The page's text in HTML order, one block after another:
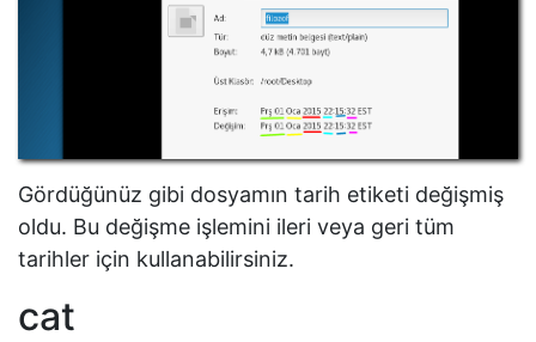
Gördüğünüz gibi dosyamın tarih etiketi değişmiş
oldu. Bu değişme işlemini ileri veya geri tüm
tarihler için kullanabilirsiniz.
cat